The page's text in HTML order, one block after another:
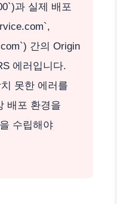
과 실제 배포
간의 Origin
에러입니다.
못한 에러를
배포 환경을
수립해야